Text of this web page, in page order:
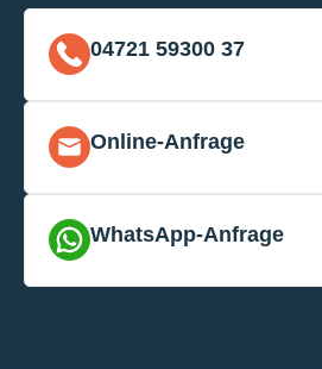
04721 59300 37
Online-Anfrage
WhatsApp-Anfrage